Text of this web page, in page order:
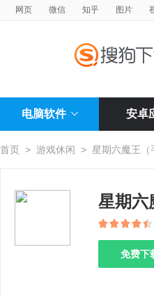
网页 微信 知乎 图片
电脑软件 安卓
首页 > 游戏休闲 > 星期六魔王（
星期六
免费下